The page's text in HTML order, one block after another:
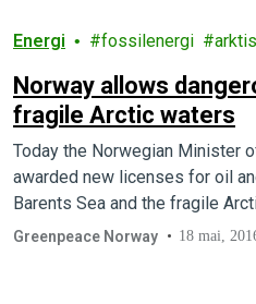
Energi fossilenergi arktis
Norway allows
fragile Arctic waters
Today the Norwegian Minister
awarded new licenses for oil
Barents Sea and the fragile
Greenpeace Norway 18 mai,